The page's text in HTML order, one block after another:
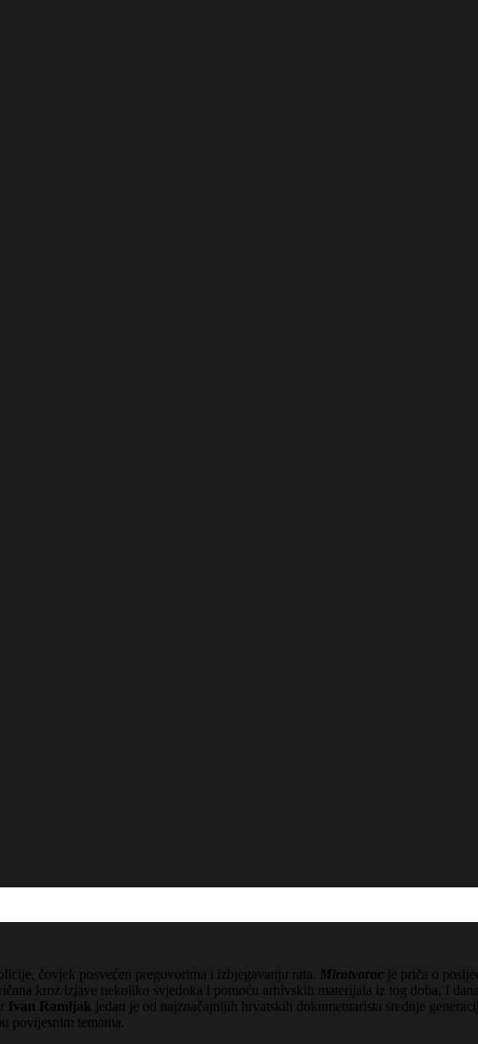
čovjek posvećen pregovorima i izbjegavanju rata.
Mirotvorac je priča o
kroz izjave nekoliko svjedoka i pomoću arhivskih materijala iz tog doba. I
Ivan Ramljak jedan je od najznačajnijih hrvatskih dokumentarista srednje
povijesnim temama.